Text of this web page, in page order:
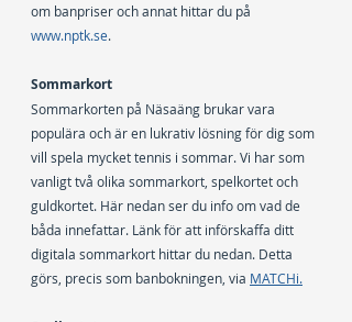
om banpriser och annat hittar du på
www.nptk.se.
Sommarkort
Sommarkorten på Näsaäng brukar vara
populära och är en lukrativ lösning för dig som
vill spela mycket tennis i sommar. Vi har som
vanligt två olika sommarkort, spelkortet och
guldkortet. Här nedan ser du info om vad de
båda innefattar. Länk för att införskaffa ditt
digitala sommarkort hittar du nedan. Detta
görs, precis som banbokningen, via MATCHi.